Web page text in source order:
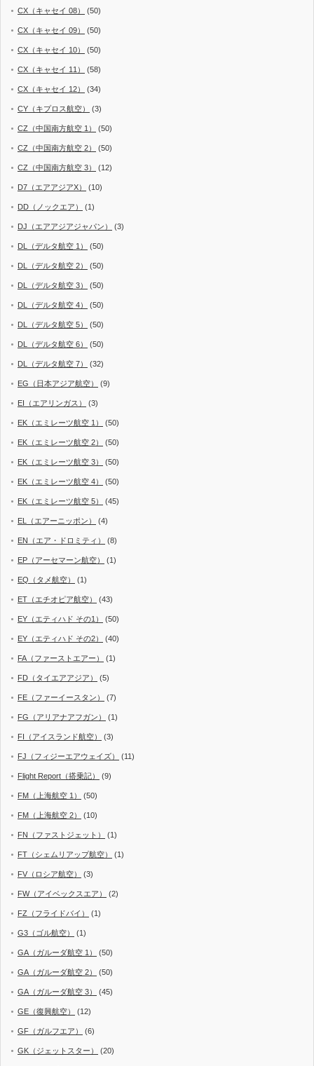
CX（キャセイ 08） (50)
CX（キャセイ 09） (50)
CX（キャセイ 10） (50)
CX（キャセイ 11） (58)
CX（キャセイ 12） (34)
CY（キプロス航空） (3)
CZ（中国南方航空 1） (50)
CZ（中国南方航空 2） (50)
CZ（中国南方航空 3） (12)
D7（エアアジアX） (10)
DD（ノックエア） (1)
DJ（エアアジアジャパン） (3)
DL（デルタ航空 1） (50)
DL（デルタ航空 2） (50)
DL（デルタ航空 3） (50)
DL（デルタ航空 4） (50)
DL（デルタ航空 5） (50)
DL（デルタ航空 6） (50)
DL（デルタ航空 7） (32)
EG（日本アジア航空） (9)
EI（エアリンガス） (3)
EK（エミレーツ航空 1） (50)
EK（エミレーツ航空 2） (50)
EK（エミレーツ航空 3） (50)
EK（エミレーツ航空 4） (50)
EK（エミレーツ航空 5） (45)
EL（エアーニッポン） (4)
EN（エア・ドロミティ） (8)
EP（アーセマーン航空） (1)
EQ（タメ航空） (1)
ET（エチオピア航空） (43)
EY（エティハド その1） (50)
EY（エティハド その2） (40)
FA（ファーストエアー） (1)
FD（タイエアアジア） (5)
FE（ファーイースタン） (7)
FG（アリアナアフガン） (1)
FI（アイスランド航空） (3)
FJ（フィジーエアウェイズ） (11)
Flight Report（搭乗記） (9)
FM（上海航空 1） (50)
FM（上海航空 2） (10)
FN（ファストジェット） (1)
FT（シェムリアップ航空） (1)
FV（ロシア航空） (3)
FW（アイベックスエア） (2)
FZ（フライドバイ） (1)
G3（ゴル航空） (1)
GA（ガルーダ航空 1） (50)
GA（ガルーダ航空 2） (50)
GA（ガルーダ航空 3） (45)
GE（復興航空） (12)
GF（ガルフエア） (6)
GK（ジェットスター） (20)